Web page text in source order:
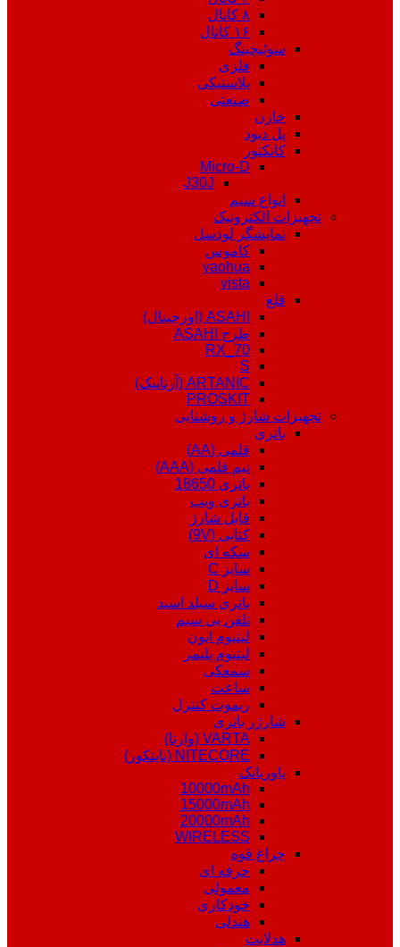
۸ کانال
۱۶ کانال
سوئیچینگ
فلزی
پلاستیکی
صنعتی
خازن
پل دیود
کانکتور
Micro-D
J30J
انواع سیم
تجهیزات الکترونیک
نمایشگر لودسل
کاموس
yaohua
vista
قلع
ASAHI (اورجینال)
طرح ASAHI
RX_70
S
ARTANIC (آرتانیک)
PROSKIT
تجهیزات شارژ و روشنایی
باتری
قلمی (AA)
نیم قلمی (AAA)
باتری 18650
باتری ویپ
قابل شارژ
کتابی (9V)
سکه ای
سایز C
سایز D
باتری سیلد اسید
تلفن بی سیم
لیتیوم ایون
لیتیوم پلیمر
سمعکی
ساعت
ریموت کنترل
شارژر باتری
VARTA (وارتا)
NITECORE (نایتکور)
پاوربانک
10000mAh
15000mAh
20000mAh
WIRELESS
چراغ قوه
حرفه ای
معمولی
خودکاری
هندلی
هدلایت